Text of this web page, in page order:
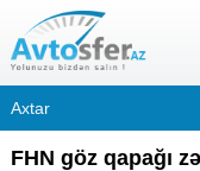
FHN göz qapağı